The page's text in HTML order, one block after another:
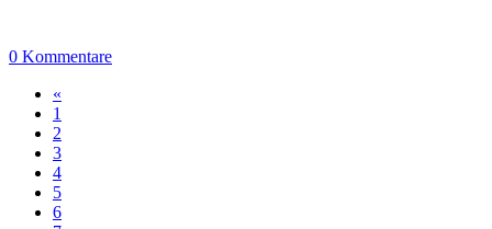
0 Kommentare
«
1
2
3
4
5
6